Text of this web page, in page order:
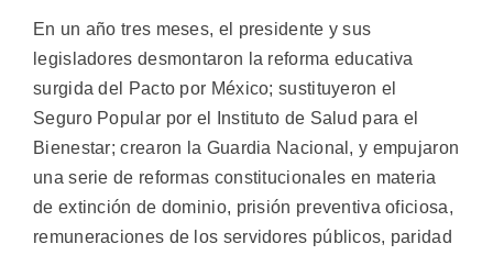
En un año tres meses, el presidente y sus
legisladores desmontaron la reforma educativa
surgida del Pacto por México; sustituyeron el
Seguro Popular por el Instituto de Salud para el
Bienestar; crearon la Guardia Nacional, y empujaron
una serie de reformas constitucionales en materia
de extinción de dominio, prisión preventiva oficiosa,
remuneraciones de los servidores públicos, paridad